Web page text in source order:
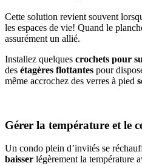
Cette solution revient souvent
les espaces de vie! Quand le
assurément un allié.
Installez quelques crochets pour
des étagères flottantes pour
même accrochez des verres à pied
Gérer la température et le
Un condo plein d’invités se
baisser légèrement la température